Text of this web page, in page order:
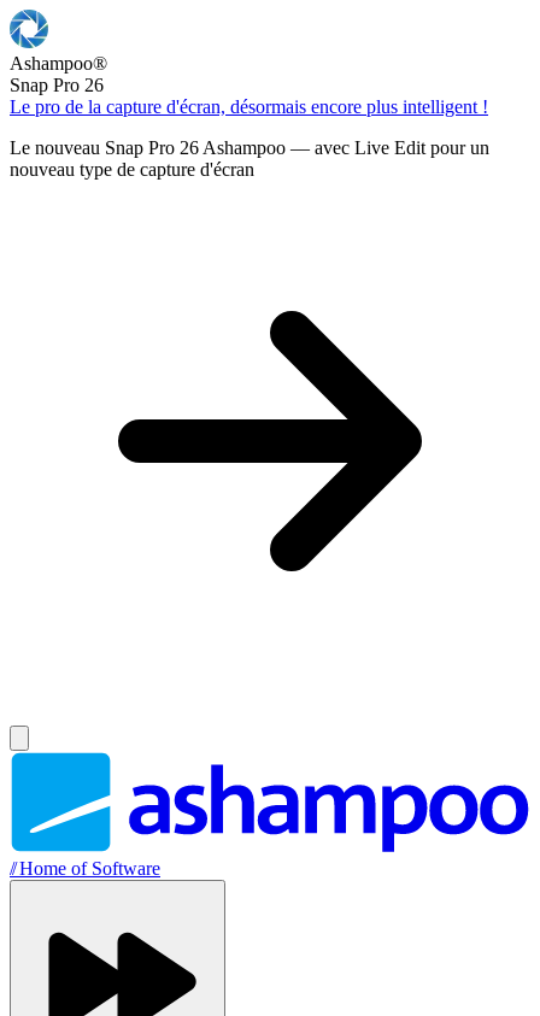
Ashampoo®
Snap Pro 26
Le pro de la capture d'écran, désormais encore plus intelligent !
Le nouveau Snap Pro 26 Ashampoo — avec Live Edit pour un
nouveau type de capture d'écran
//Home of Software